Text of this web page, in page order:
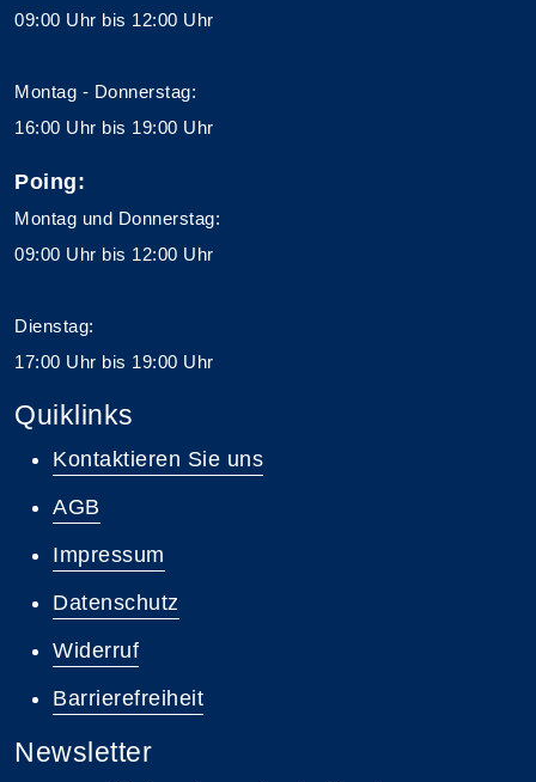
09:00 Uhr bis 12:00 Uhr
Montag - Donnerstag:
16:00 Uhr bis 19:00 Uhr
Poing:
Montag und Donnerstag:
09:00 Uhr bis 12:00 Uhr
Dienstag:
17:00 Uhr bis 19:00 Uhr
Quiklinks
Kontaktieren Sie uns
AGB
Impressum
Datenschutz
Widerruf
Barrierefreiheit
Newsletter